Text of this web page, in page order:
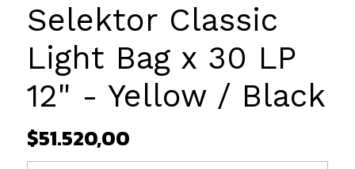
Selektor Classic
Light Bag x 30 LP
12" - Yellow / Black
$51.520,00